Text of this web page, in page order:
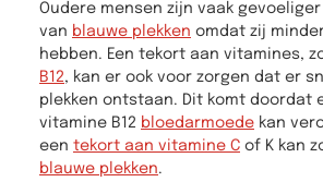
Oudere mensen zijn vaak
van blauwe plekken omdat zij
hebben. Een tekort aan vitamines,
B12, kan er ook voor zorgen dat er
plekken ontstaan. Dit komt doordat
vitamine B12 bloedarmoede kan
een tekort aan vitamine C of K kan
blauwe plekken.